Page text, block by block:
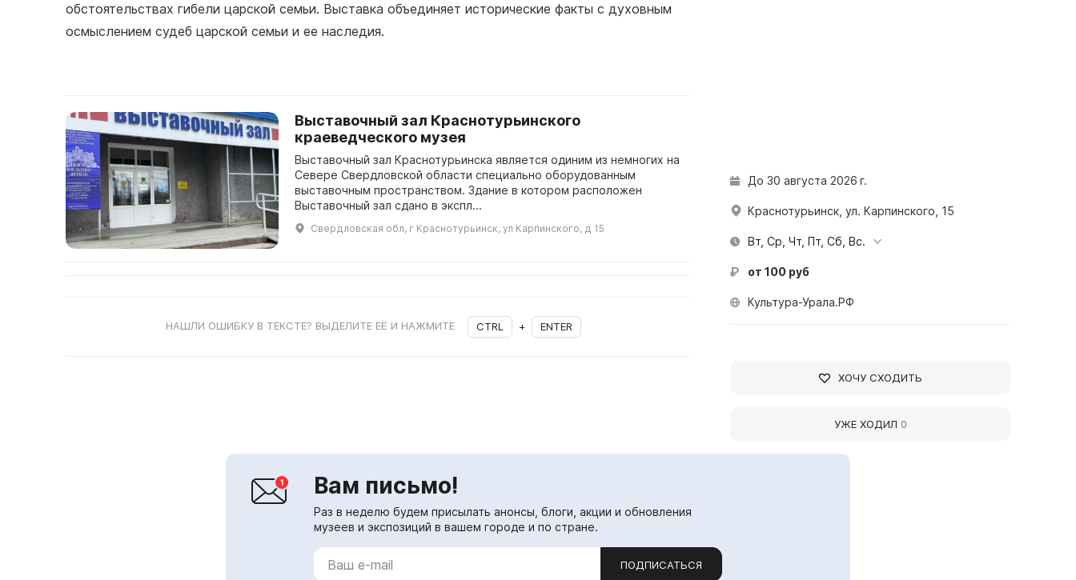
обстоятельствах гибели царской семьи. Выставка объединяет исторические факты с духовным
осмыслением судеб царской семьи и ее наследия.
Выставочный зал Краснотурьинского
краеведческого музея
Выставочный зал Краснотурьинска является одиним из немногих на
Севере Свердловской области специально оборудованным
выставочным пространством. Здание в котором расположен
Выставочный зал сдано в экспл...
Свердловская обл, г Краснотурьинск, ул Карпинского, д 15
НАШЛИ ОШИБКУ В ТЕКСТЕ? ВЫДЕЛИТЕ ЕЁ И НАЖМИТЕ CTRL + ENTER
До 30 августа 2026 г.
Краснотурьинск, ул. Карпинского, 15
Вт, Ср, Чт, Пт, Сб, Вс.
от 100 руб
Культура-Урала.РФ
ХОЧУ СХОДИТЬ
УЖЕ ХОДИЛ 0
Вам письмо!
Раз в неделю будем присылать анонсы, блоги, акции и обновления
музеев и экспозиций в вашем городе и по стране.
ПОДПИСАТЬСЯ